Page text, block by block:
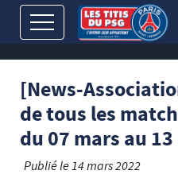
[News-
de tous les
du 07 mars au
Publié le14 mars 2022